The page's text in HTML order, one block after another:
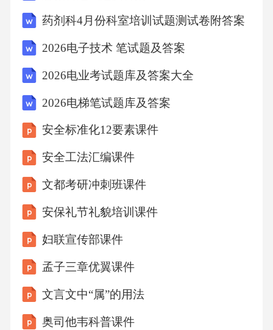
物，防止腐蚀和机械性能下降。清洁机械表面
定期检查并紧固螺栓、螺母等紧固件，确保机
械部件连接稳固，避免松动造成事故。检查紧
固件定期保养流程清洁和润滑关键部件对机械
的链条、轴承等关键部件进行定期清洁和润
滑，以减少磨损，延长使用寿命。检查电气系
统定期检查电气线路、接头和控制元件，确保
电气系统安全可靠，避免短路或故障。检查液
统无泄漏，液压元件工作正常。更换磨损零件
定期更换易损件如滤芯、皮带等，防止因零件
磨损导致的机械故障。故障诊断与维修通过定
期检查施工机械的磨损情况，及时更换易损
件，预防故障发生。定期检查与预防性维护运
用现代故障诊断技术，如振动分析、油液分析
药剂科4月份科室培训试题测试卷附答案
2026电子技术 笔试题及答案
2026电业考试题库及答案大全
2026电梯笔试题库及答案
安全标准化12要素课件
安全工法汇编课件
文都考研冲刺班课件
安保礼节礼貌培训课件
妇联宣传部课件
孟子三章优翼课件
文言文中“属”的用法
奥司他韦科普课件